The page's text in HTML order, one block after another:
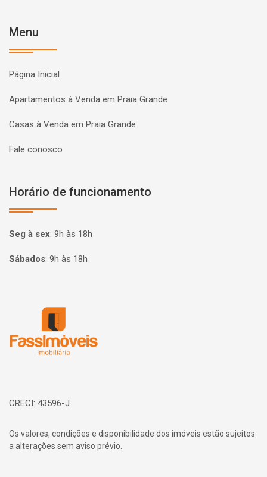
Menu
Página Inicial
Apartamentos à Venda em Praia Grande
Casas à Venda em Praia Grande
Fale conosco
Horário de funcionamento
Seg à sex: 9h às 18h
Sábados: 9h às 18h
CRECI: 43596-J
Os valores, condições e disponibilidade dos imóveis estão sujeitos
a alterações sem aviso prévio.